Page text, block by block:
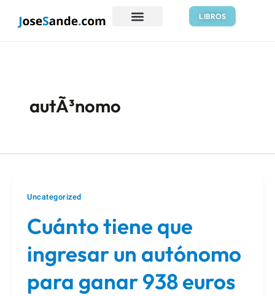
LIBROS
autÃ³nomo
Uncategorized
Cuánto tiene que
ingresar un autónomo
para ganar 938 euros
de